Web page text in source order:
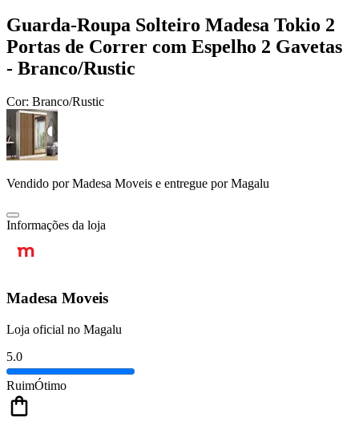
Guarda-Roupa Solteiro Madesa Tokio 2
Portas de Correr com Espelho 2 Gavetas
- Branco/Rustic
Cor: Branco/Rustic
Vendido porMadesa Moveis e entregue por Magalu
Informações da loja
Madesa Moveis
Loja oficial no Magalu
5.0
RuimÓtimo